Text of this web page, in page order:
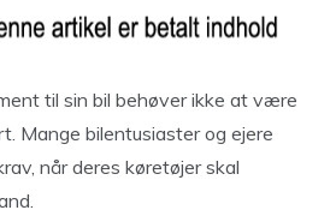
til sin bil behøver ikke at være
Mange bilentusiaster og ejere
når deres køretøjer skal